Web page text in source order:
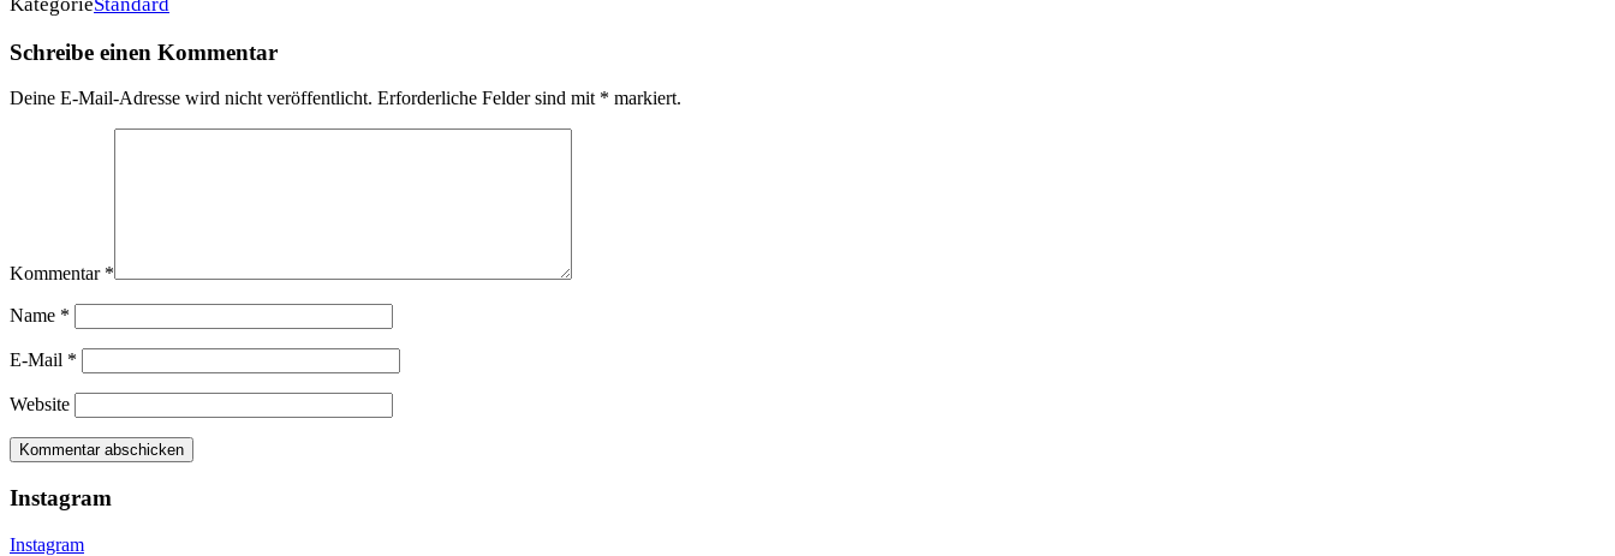
Schreibe einen Kommentar
Deine E-Mail-Adresse wird nicht veröffentlicht. Erforderliche Felder sind mit * markiert.
Kommentar *
Name *
E-Mail *
Website
Instagram
Instagram